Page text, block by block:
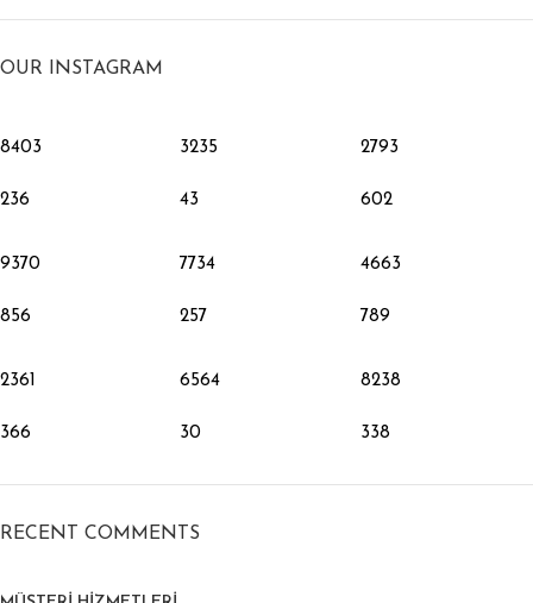
OUR INSTAGRAM
8403
236
3235
43
2793
602
9370
856
7734
257
4663
789
2361
366
6564
30
8238
338
RECENT COMMENTS